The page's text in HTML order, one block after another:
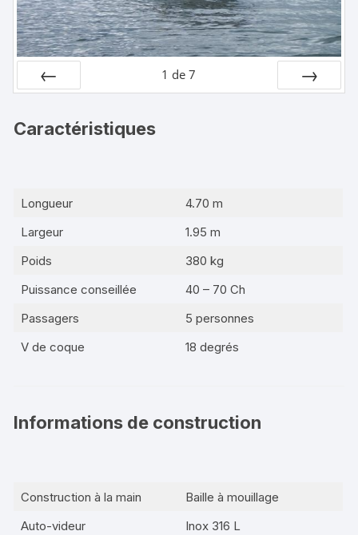
1 de 7
Caractéristiques
Longueur
4.70 m
Largeur
1.95 m
Poids
380 kg
Puissance conseillée
40 – 70 Ch
Passagers
5 personnes
V de coque
18 degrés
Informations de construction
Construction à la main
Baille à mouillage
Auto-videur
Inox 316 L